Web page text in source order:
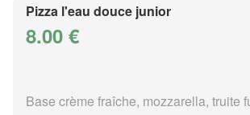
Pizza l'eau douce junior
8.00 €
Base crème fraîche, mozzarella, truite